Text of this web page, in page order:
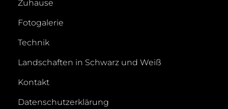
Zuhause
Fotogalerie
Technik
Landschaften in Schwarz und Weiß
Kontakt
Datenschutzerklärung